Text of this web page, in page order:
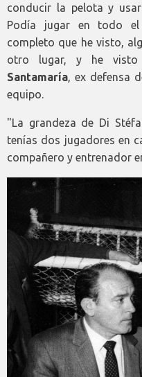
conducir la pelota y
Podía jugar en todo
completo que he visto,
otro lugar, y he visto
Santamaría, ex defensa
equipo.
"La grandeza de Di
tenías dos jugadores en
compañero y entrenador